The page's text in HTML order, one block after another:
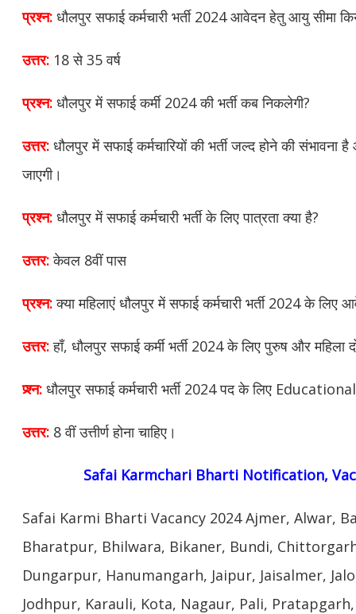
प्रश्न: धौलपुर सफाई कर्मचारी भर्ती 2024 आवेदन हेतु आयु सीमा
उत्तर: 18 से 35 वर्ष
प्रश्न: धौलपुर में सफाई कर्मी 2024 की भर्ती कब निकलेगी?
उत्तर: धौलपुर में सफाई कर्मचारियों की भर्ती जल्द होने की संभावना
जाएगी।
प्रश्न: धौलपुर में सफाई कर्मचारी भर्ती के लिए पात्रता क्या है?
उत्तर:केवल 8वीं पास
प्रश्न:क्या महिलाएं धौलपुर में सफाई कर्मचारी भर्ती 2024 के
उत्तर:हाँ, धौलपुर सफाई कर्मी भर्ती 2024 के लिए पुरुष और
प्र्श्न: धौलपुर सफाई कर्मचारी भर्ती 2024 पद के लिए
उत्तर: 8 वीं उत्तीर्ण होना चाहिए।
Safai Karmchari Bharti Notification,
Safai Karmi Bharti Vacancy 2024 Ajmer, Alwar,
Bharatpur, Bhilwara, Bikaner, Bundi,
Dungarpur, Hanumangarh, Jaipur, Jaisalmer,
Jodhpur, Karauli, Kota, Nagaur, Pali,